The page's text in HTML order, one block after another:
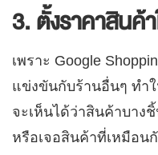
3. ตั้งราคาสินค้
เพราะ Google
แข่งขันกับร้านอื่นๆ ทำใ
จะเห็นได้ว่าสินค้าบาง
หรือเจอสินค้าที่เหมือน